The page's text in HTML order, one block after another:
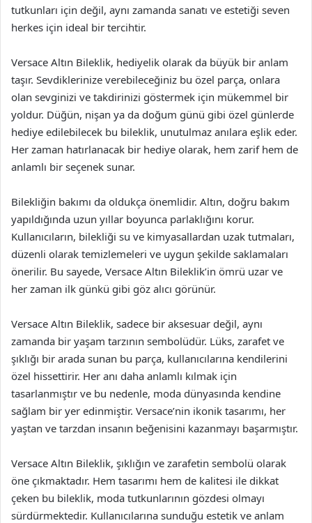
tutkunları için değil, aynı zamanda sanatı ve estetiği seven
herkes için ideal bir tercihtir.
Versace Altın Bileklik, hediyelik olarak da büyük bir anlam
taşır. Sevdiklerinize verebileceğiniz bu özel parça, onlara
olan sevginizi ve takdirinizi göstermek için mükemmel bir
yoldur. Düğün, nişan ya da doğum günü gibi özel günlerde
hediye edilebilecek bu bileklik, unutulmaz anılara eşlik eder.
Her zaman hatırlanacak bir hediye olarak, hem zarif hem de
anlamlı bir seçenek sunar.
Bilekliğin bakımı da oldukça önemlidir. Altın, doğru bakım
yapıldığında uzun yıllar boyunca parlaklığını korur.
Kullanıcıların, bilekliği su ve kimyasallardan uzak tutmaları,
düzenli olarak temizlemeleri ve uygun şekilde saklamaları
önerilir. Bu sayede, Versace Altın Bileklik’in ömrü uzar ve
her zaman ilk günkü gibi göz alıcı görünür.
Versace Altın Bileklik, sadece bir aksesuar değil, aynı
zamanda bir yaşam tarzının sembolüdür. Lüks, zarafet ve
şıklığı bir arada sunan bu parça, kullanıcılarına kendilerini
özel hissettirir. Her anı daha anlamlı kılmak için
tasarlanmıştır ve bu nedenle, moda dünyasında kendine
sağlam bir yer edinmiştir. Versace’nin ikonik tasarımı, her
yaştan ve tarzdan insanın beğenisini kazanmayı başarmıştır.
Versace Altın Bileklik, şıklığın ve zarafetin sembolü olarak
öne çıkmaktadır. Hem tasarımı hem de kalitesi ile dikkat
çeken bu bileklik, moda tutkunlarının gözdesi olmayı
sürdürmektedir. Kullanıcılarına sunduğu estetik ve anlam